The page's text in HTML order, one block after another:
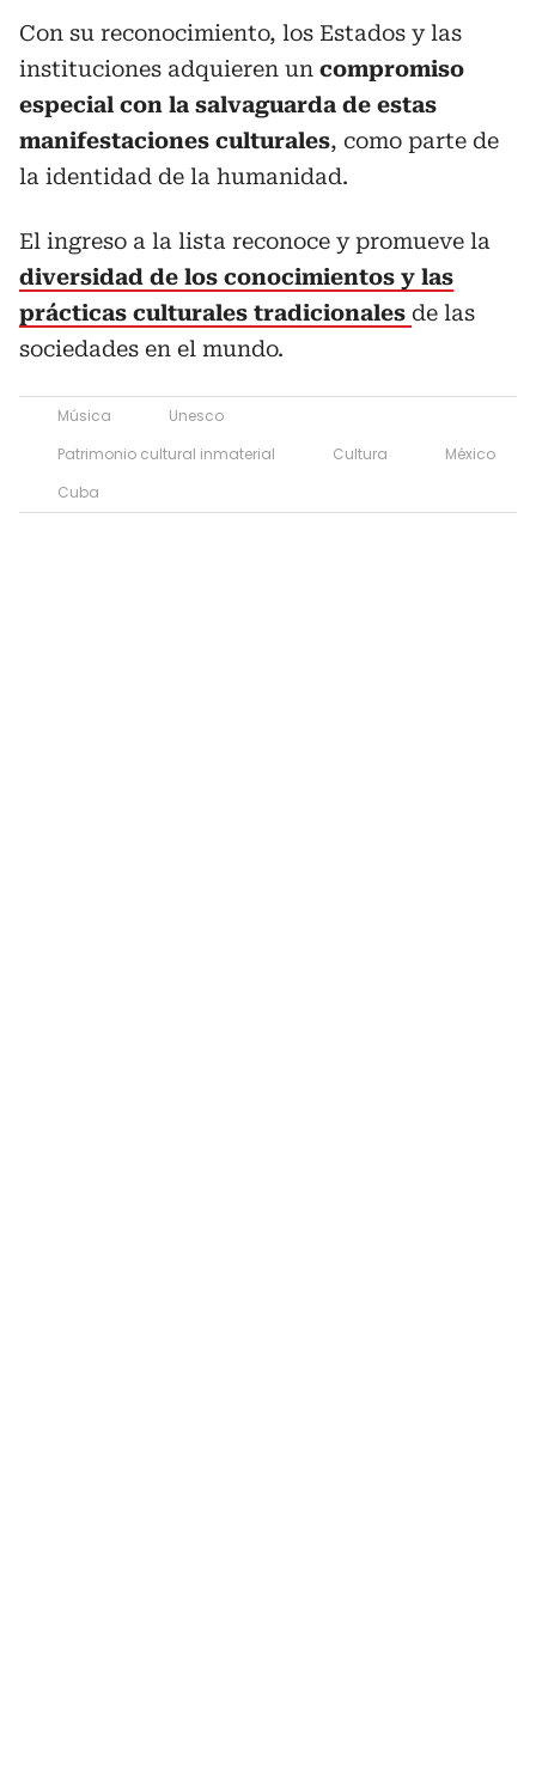
Con su reconocimiento, los Estados y las
instituciones adquieren un compromiso
especial con la salvaguarda de estas
manifestaciones culturales, como parte de
la identidad de la humanidad.
El ingreso a la lista reconoce y promueve la
diversidad de los conocimientos y las
prácticas culturales tradicionales de las
sociedades en el mundo.
Música
Unesco
Patrimonio cultural inmaterial
Cultura
México
Cuba